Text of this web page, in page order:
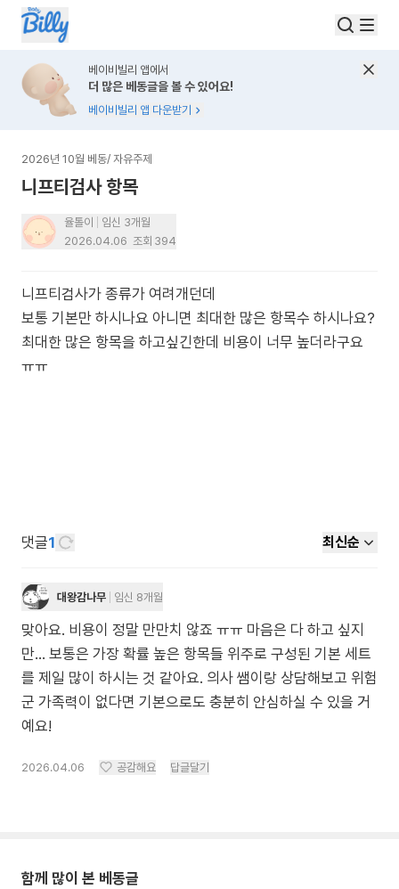
베이비빌리 앱에서
더 많은 베동글을 볼 수 있어요!
베이비빌리 앱 다운받기
2026년 10월 베동/ 자유주제
니프티검사 항목
율톨이
임신 3개월
2026.04.06 조회 394
니프티검사가 종류가 여려개던데
보통 기본만 하시나요 아니면 최대한 많은 항목수 하시나요?
최대한 많은 항목을 하고싶긴한데 비용이 너무 높더라구요
ㅠㅠ
댓글1 최신순
대왕감나무 임신 8개월
맞아요. 비용이 정말 만만치 않죠 ㅠㅠ 마음은 다 하고 싶지
만... 보통은 가장 확률 높은 항목들 위주로 구성된 기본 세트
를 제일 많이 하시는 것 같아요. 의사 쌤이랑 상담해보고 위험
군 가족력이 없다면 기본으로도 충분히 안심하실 수 있을 거
예요!
2026.04.06 공감해요 답글달기
함께 많이 본 베동글